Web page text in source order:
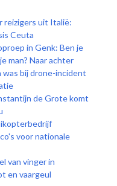
reizigers uit Italië:
Ceuta
in Genk: Ben je
man? Naar achter
bij drone-incident
de Grote komt
voor nationale
van vinger in
en vaargeul